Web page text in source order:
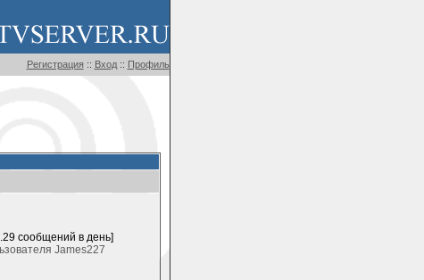
Регистрация :: Вход:: Профиль
сообщений в день]
James227